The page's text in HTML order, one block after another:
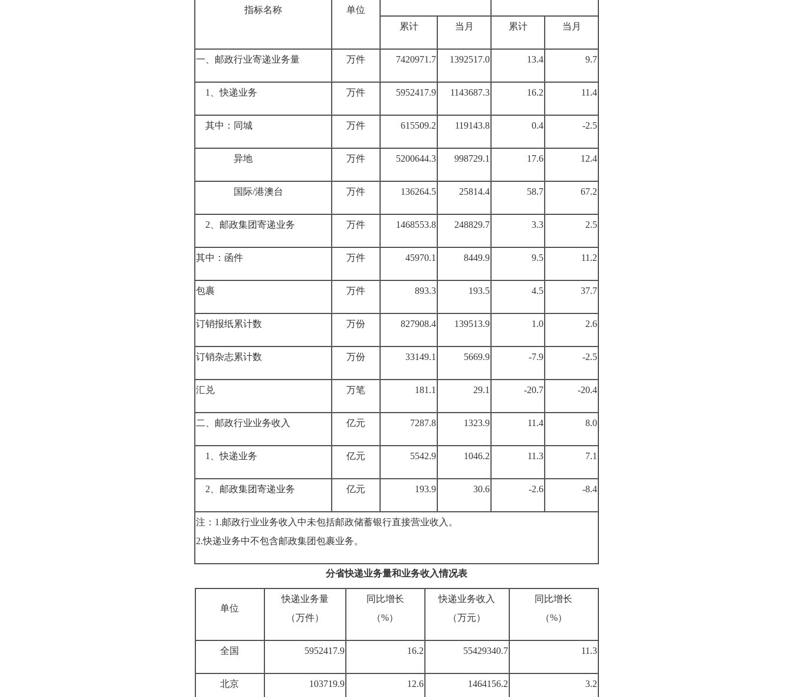
指标名称 单位
累计 当月 累计 当月
一、邮政行业寄递业务量 万件 7420971.7 1392517.0 13.4 9.7
1、快递业务 万件 5952417.9 1143687.3 16.2 11.4
其中：同城 万件 615509.2 119143.8 0.4 -2.5
异地 万件 5200644.3 998729.1 17.6 12.4
国际/港澳台 万件 136264.5 25814.4 58.7 67.2
2、邮政集团寄递业务 万件 1468553.8 248829.7 3.3 2.5
其中：函件 万件 45970.1 8449.9 9.5 11.2
包裹 万件 893.3 193.5 4.5 37.7
订销报纸累计数 万份 827908.4 139513.9 1.0 2.6
订销杂志累计数 万份 33149.1 5669.9 -7.9 -2.5
汇兑 万笔 181.1 29.1 -20.7 -20.4
二、邮政行业业务收入 亿元 7287.8 1323.9 11.4 8.0
1、快递业务 亿元 5542.9 1046.2 11.3 7.1
2、邮政集团寄递业务 亿元 193.9 30.6 -2.6 -8.4
注：1.邮政行业业务收入中未包括邮政储蓄银行直接营业收入。
2.快递业务中不包含邮政集团包裹业务。
分省快递业务量和业务收入情况表
单位
快递业务量
（万件）
同比增长
（%）
快递业务收入
（万元）
同比增长
（%）
全国 5952417.9 16.2 55429340.7 11.3
北京 103719.9 12.6 1464156.2 3.2